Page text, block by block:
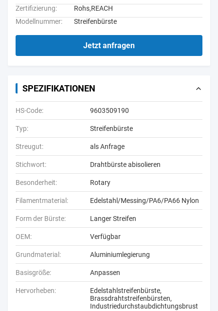
Zertifizierung:
Rohs,REACH
Modellnummer:
Streifenbürste
Jetzt anfragen
SPEZIFIKATIONEN
HS-Code: 9603509190
Typ: Streifenbürste
Streugut: als Anfrage
Stichwort: Drahtbürste abisolieren
Besonderheit: Rotary
Filamentmaterial: Edelstahl/Messing/PA6/PA66 Nylon
Form der Bürste: Langer Streifen
OEM: Verfügbar
Grundmaterial: Aluminiumlegierung
Basisgröße: Anpassen
Hervorheben: Edelstahlstreifenbürste,
Brassdrahtstreifenbürsten,
Industriedurchstaubdichtungsbrust